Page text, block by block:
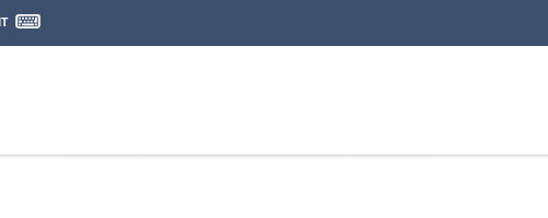
Dienst
Kontaktformular